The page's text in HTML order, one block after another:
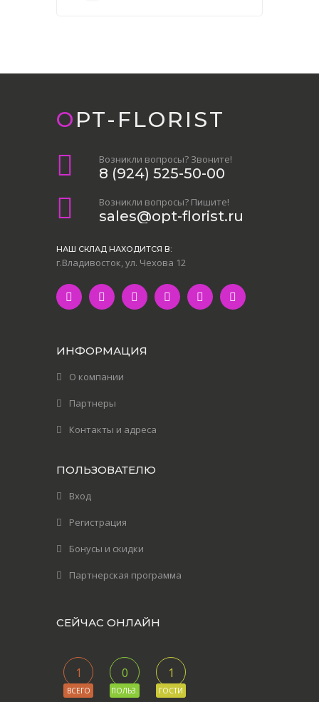
OPT-FLORIST
Возникли вопросы? Звоните!
8 (924) 525-50-00
Возникли вопросы? Пишите!
sales@opt-florist.ru
НАШ СКЛАД НАХОДИТСЯ В:
г.Владивосток, ул. Чехова 12
ИНФОРМАЦИЯ
О компании
Партнеры
Контакты и адреса
ПОЛЬЗОВАТЕЛЮ
Вход
Регистрация
Бонусы и скидки
Партнерская программа
СЕЙЧАС ОНЛАЙН
1
ВСЕГО
0
ПОЛЬЗ.
1
ГОСТИ